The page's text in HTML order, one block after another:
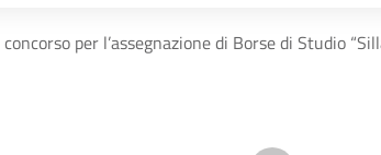
per l’assegnazione di Borse di Studio